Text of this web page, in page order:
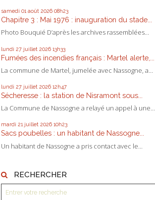
samedi 01 août 2026 08h23
Chapitre 3 : Mai 1976 : inauguration du stade...
Photo Bouquié D’après les archives rassemblées...
lundi 27 juillet 2026 13h33
Fumées des incendies français : Martel alerte,...
La commune de Martel, jumelée avec Nassogne, a...
lundi 27 juillet 2026 12h47
Sécheresse : la station de Nisramont sous...
La Commune de Nassogne a relayé un appel à une...
mardi 21 juillet 2026 10h23
Sacs poubelles : un habitant de Nassogne...
Un habitant de Nassogne a pris contact avec le...
RECHERCHER